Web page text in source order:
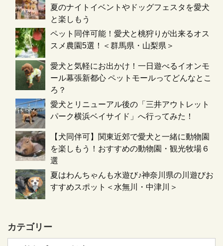
夏のナイトイベントやドッグフェスタを愛犬
と楽しもう
ペット同伴可能！愛犬と桃狩りが出来るオス
スメ農園5選！＜群馬県・山梨県＞
愛犬と気軽にお出かけ！一日遊べるイオンモ
ール幕張新都心 ペットモールってどんなとこ
ろ？
愛犬とリニューアル後の「三井アウトレット
パーク横浜ベイサイド」へ行ってみた！
【犬同伴可】関東近郊で愛犬と一緒に動物園
を楽しもう！おすすめの動物園・観光牧場６
選
夏はわんちゃんも水遊び♪神奈川県の川遊びお
すすめスポット＜水無川・中津川＞
カテゴリー